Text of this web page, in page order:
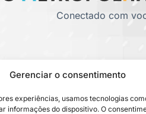
Gerenciar o consentimento
experiências, usamos tecnologias
informações do dispositivo. O
Conectado com